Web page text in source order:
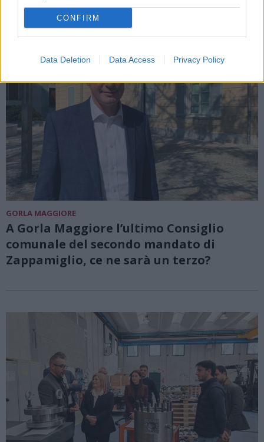
CONFIRM
Data Deletion Data Access Privacy Policy
GORLA MAGGIORE
A Gorla Maggiore l’ultimo Consiglio
comunale del secondo mandato di
Zappamiglio, ce ne sarà un terzo?